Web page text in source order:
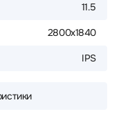
11.5
2800x1840
IPS